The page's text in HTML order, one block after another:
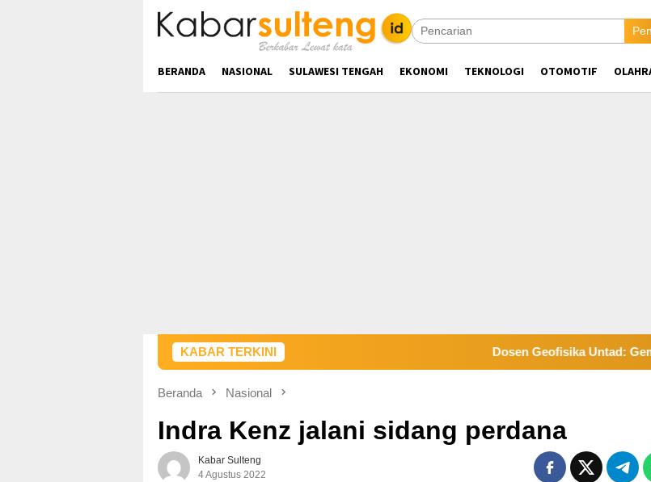
BERANDA NASIONAL SULAWESI TENGAH EKONOMI TEKNOLOGI OTOMOTIF
KABAR TERKINI Dosen Geofisika Untad: Gempa
Beranda Nasional
Indra Kenz jalani sidang perdana
Kabar Sulteng
4 Agustus 2022